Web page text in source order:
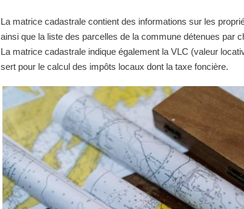
La matrice cadastrale contient des informations sur les
ainsi que la liste des parcelles de la commune détenues par
La matrice cadastrale indique également la VLC (valeur
sert pour le calcul des impôts locaux dont la taxe foncière.